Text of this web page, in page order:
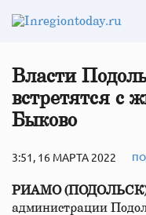
Власти
встретятся с
Быково
3:51, 16 МАРТА 2022
РИАМО (ПОДОЛЬСК)
администрации